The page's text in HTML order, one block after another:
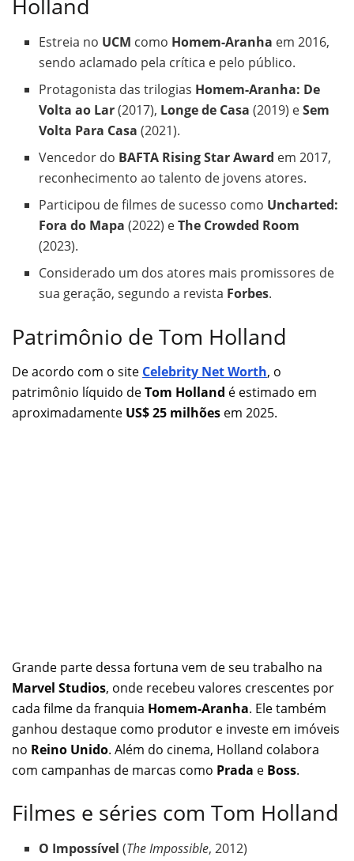
Holland
Estreia no UCM como Homem-Aranha em 2016,
sendo aclamado pela crítica e pelo público.
Protagonista das trilogias Homem-Aranha: De
Volta ao Lar(2017), Longe de Casa (2019) eSem
Volta Para Casa (2021).
Vencedor do BAFTA Rising Star Award em 2017,
reconhecimento ao talento de jovens atores.
Participou de filmes de sucesso como Uncharted:
Fora do Mapa (2022) eThe Crowded Room
(2023).
Considerado um dos atores mais promissores de
sua geração, segundo a revista Forbes.
Patrimônio de Tom Holland
De acordo com o site Celebrity Net Worth, o
patrimônio líquido deTom Holland é estimado em
aproximadamente US$ 25 milhões em 2025.
Grande parte dessa fortuna vem de seu trabalho na
Marvel Studios, onde recebeu valores crescentes por
cada filme da franquia Homem-Aranha. Ele também
ganhou destaque como produtor e investe em imóveis
no Reino Unido. Além do cinema, Holland colabora
com campanhas de marcas como Prada e Boss.
Filmes e séries com Tom Holland
O Impossível (The Impossible, 2012)